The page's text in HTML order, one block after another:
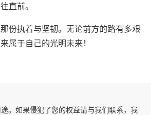
直前。
份执着与坚韧。无论前方的路有多艰
属于自己的光明未来！
。如果侵犯了您的权益请与我们联系，我